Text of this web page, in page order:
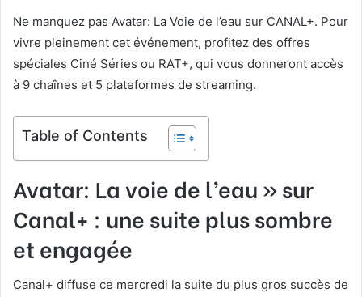
Ne manquez pas Avatar: La Voie de l’eau sur CANAL+. Pour
vivre pleinement cet événement, profitez des offres
spéciales Ciné Séries ou RAT+, qui vous donneront accès
à 9 chaînes et 5 plateformes de streaming.
Table of Contents
Avatar: La voie de l’eau » sur
Canal+ : une suite plus sombre
et engagée
Canal+ diffuse ce mercredi la suite du plus gros succès de